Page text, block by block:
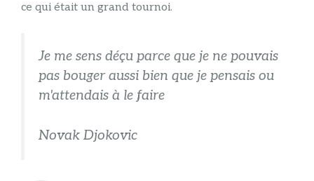
ce qui était un grand tournoi.
Je me sens déçu parce que je ne pouvais
pas bouger aussi bien que je pensais ou
m'attendais à le faire
Novak Djokovic